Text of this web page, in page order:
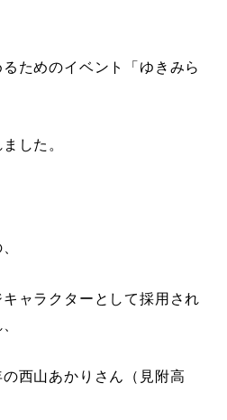
ためのイベント「ゆきみら
した。
ャラクターとして採用され
西山あかりさん（見附高